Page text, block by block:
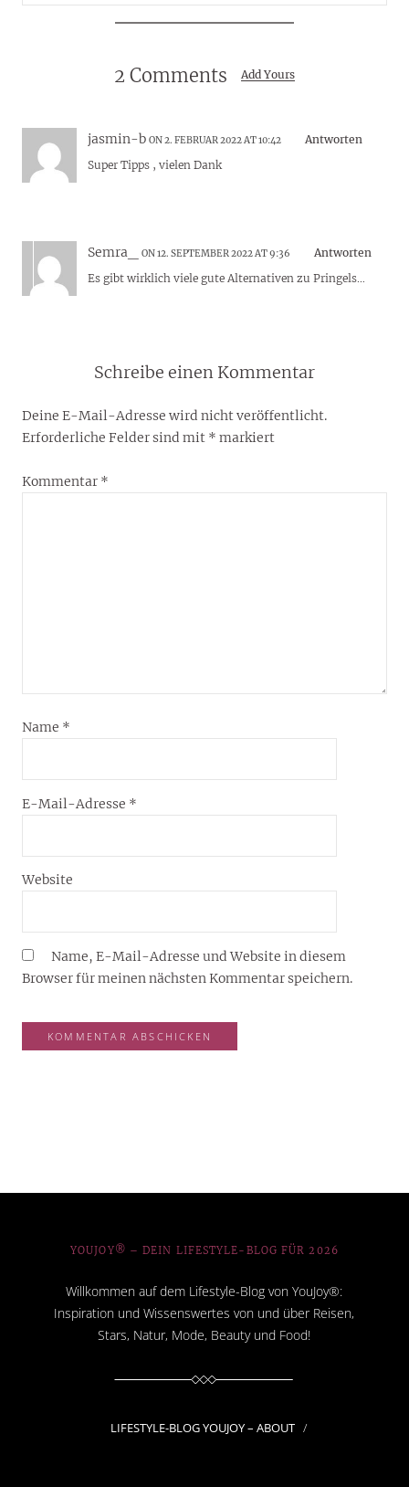
2 Comments Add Yours
jasmin-b ON 2. FEBRUAR 2022 AT 10:42
Antworten
Super Tipps , vielen Dank
Semra_ ON 12. SEPTEMBER 2022 AT 9:36
Antworten
Es gibt wirklich viele gute Alternativen zu Pringels…
Schreibe einen Kommentar
Deine E-Mail-Adresse wird nicht veröffentlicht.
Erforderliche Felder sind mit * markiert
Kommentar *
Name *
E-Mail-Adresse *
Website
Name, E-Mail-Adresse und Website in diesem
Browser für meinen nächsten Kommentar speichern.
YOUJOY® – DEIN LIFESTYLE-BLOG FÜR 2026
Willkommen auf dem Lifestyle-Blog von YouJoy®:
Inspiration und Wissenswertes von und über Reisen,
Stars, Natur, Mode, Beauty und Food!
LIFESTYLE-BLOG YOUJOY – ABOUT